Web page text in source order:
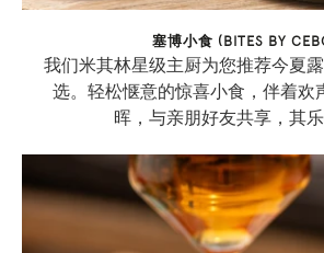
塞博小食 (BITES BY
我们米其林星级主厨为您推荐今夏
选。轻松惬意的惊喜小食，伴着欢
晖，与亲朋好友共享，其乐